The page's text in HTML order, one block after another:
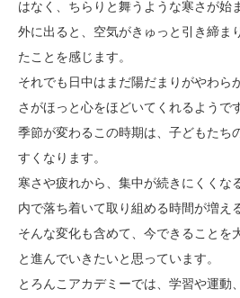
はなく、ちらりと舞うような寒さが始
外に出ると、空気がきゅっと引き締ま
たことを感じます。
それでも日中はまだ陽だまりがやわら
さがほっと心をほどいてくれるようで
季節が変わるこの時期は、子どもたち
すくなります。
寒さや疲れから、集中が続きにくくな
内で落ち着いて取り組める時間が増え
そんな変化も含めて、今できることを
と進んでいきたいと思っています。
とろんこアカデミーでは、学習や運動